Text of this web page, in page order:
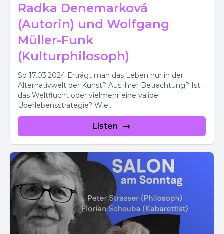
Radka Denemarková
(Autorin) und Wolfgang
Müller-Funk
(Kulturphilosoph)
So 17.03.2024 Erträgt man das Leben nur in der
Alternativwelt der Kunst? Aus ihrer Betrachtung? Ist
das Weltflucht oder vielmehr eine valide
Überlebensstrategie? Wie...
Listen